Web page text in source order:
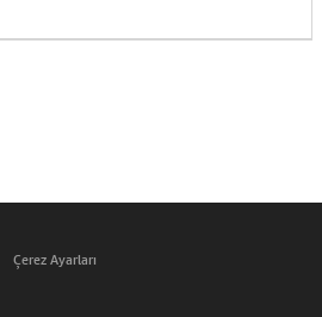
Çerez Ayarları